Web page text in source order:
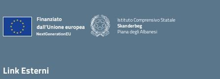
Istituto Comprensivo Statale
Skanderbeg
Piana degli Albanesi
Link Esterni